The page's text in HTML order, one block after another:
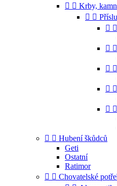
  Krby,
 
 
 
 
 
 
  Hubení škůdců
Geti
Ostatní
Ratimor
  Chovatelské